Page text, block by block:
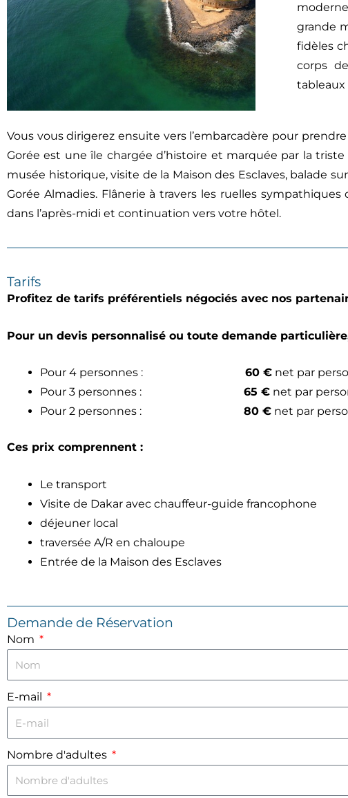
grande
fidèles
corps
tableaux
Vous vous dirigerez ensuite vers l’embarcadère pour
Gorée est une île chargée d’histoire et marquée par la
musée historique, visite de la Maison des Esclaves, balade
Gorée Almadies. Flânerie à travers les ruelles
dans l’après-midi et continuation vers votre hôtel.
Tarifs
Profitez de tarifs préférentiels négociés avec nos
Pour un devis personnalisé ou toute demande
Pour 4 personnes : 60 € net par
Pour 3 personnes : 65 € net par
Pour 2 personnes : 80 € net par
Ces prix comprennent :
Le transport
Visite de Dakar avec chauffeur-guide francophone
déjeuner local
traversée A/R en chaloupe
Entrée de la Maison des Esclaves
Demande de Réservation
Nom
E-mail
Nombre d'adultes